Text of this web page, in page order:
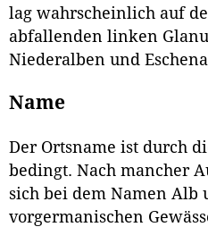
lag wahrscheinlich auf
abfallenden linken
Niederalben und
Name
Der Ortsname ist durch
bedingt. Nach mancher
sich bei dem Namen Alb
vorgermanischen